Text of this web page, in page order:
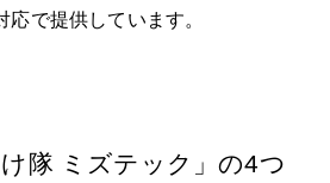
で提供しています。
け隊 ミズテック」の4つ